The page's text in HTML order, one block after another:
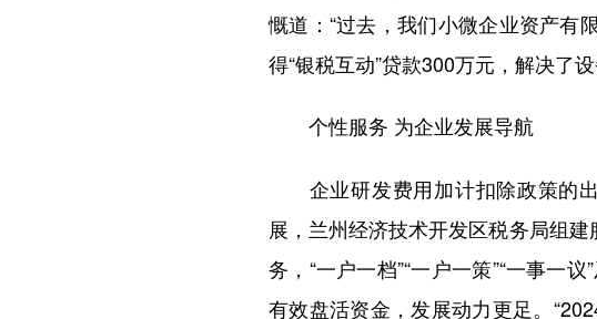
慨道：“过去，我们小微企业资产有
得“银税互动”贷款300万元，解决了
个性服务 为企业发展导航
企业研发费用加计扣除政策的出
展，兰州经济技术开发区税务局组
务，“一户一档”“一户一策”“一事一
有效盘活资金，发展动力更足。